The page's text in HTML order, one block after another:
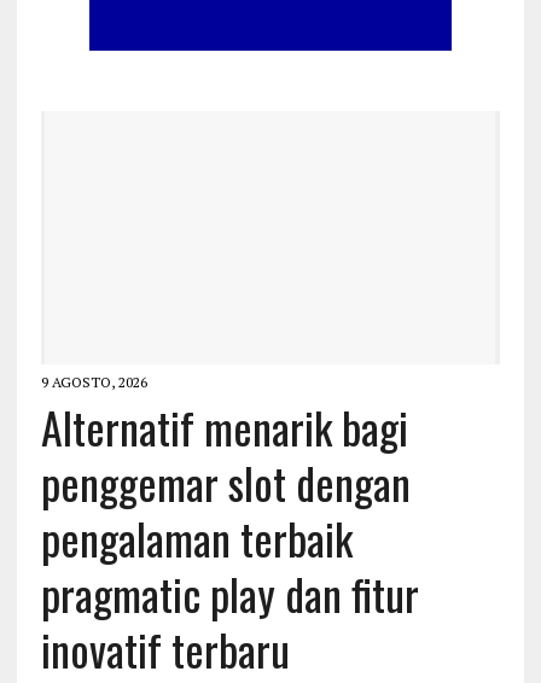
9 AGOSTO, 2026
Alternatif menarik bagi
penggemar slot dengan
pengalaman terbaik
pragmatic play dan fitur
inovatif terbaru